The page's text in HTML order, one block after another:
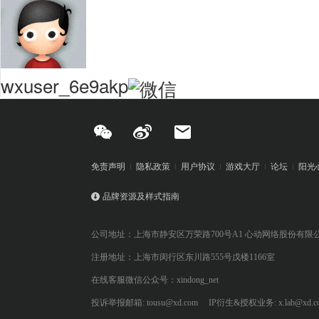
wxuser_6e9akp
免责声明 隐私政策 用户协议 游戏大厅 论坛 阳光
品牌资源及样式指南
公司地址：上海市静安区万荣路700号A1 心动网络股份有限
注册地址：上海市闵行区东川路555号戊楼1166室
在线客服微信公众号：xindong_net
投诉举报邮箱: tousu@xd.com IP衍生&授权业务: